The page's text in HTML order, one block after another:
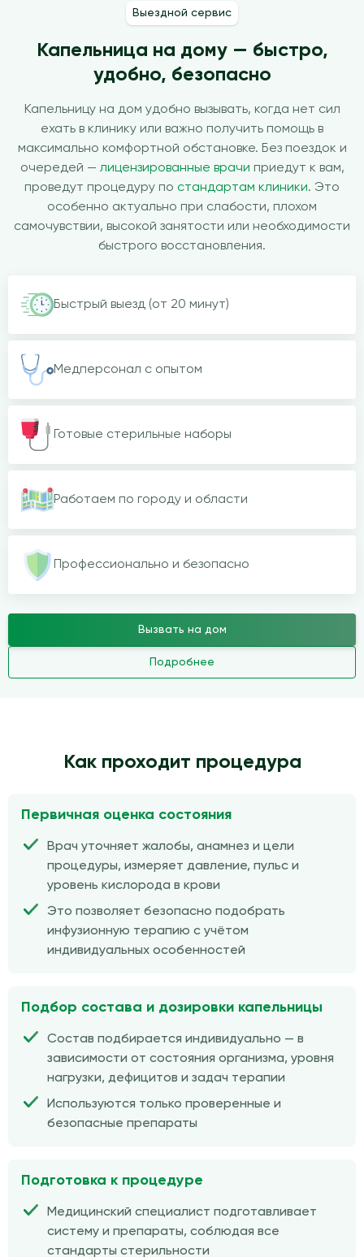
Выездной сервис
Капельница на дому — быстро,
удобно, безопасно
Капельницу на дом удобно вызывать, когда нет сил
ехать в клинику или важно получить помощь в
максимально комфортной обстановке. Без поездок и
очередей — лицензированные врачи приедут к вам,
проведут процедуру по стандартам клиники. Это
особенно актуально при слабости, плохом
самочувствии, высокой занятости или необходимости
быстрого восстановления.
Быстрый выезд (от 20 минут)
Медперсонал с опытом
Готовые стерильные наборы
Работаем по городу и области
Профессионально и безопасно
Вызвать на дом
Подробнее
Как проходит процедура
Первичная оценка состояния
Врач уточняет жалобы, анамнез и цели
процедуры, измеряет давление, пульс и
уровень кислорода в крови
Это позволяет безопасно подобрать
инфузионную терапию с учётом
индивидуальных особенностей
Подбор состава и дозировки капельницы
Состав подбирается индивидуально — в
зависимости от состояния организма, уровня
нагрузки, дефицитов и задач терапии
Используются только проверенные и
безопасные препараты
Подготовка к процедуре
Медицинский специалист подготавливает
систему и препараты, соблюдая все
стандарты стерильности